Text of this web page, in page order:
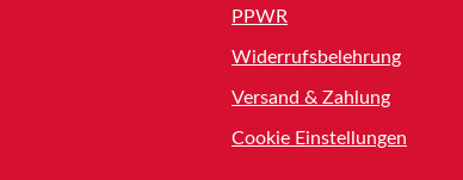
PPWR
Widerrufsbelehrung
Versand & Zahlung
Cookie Einstellungen